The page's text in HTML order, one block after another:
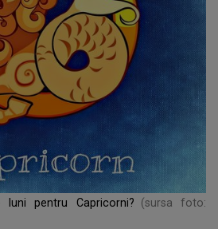
pentru Capricorni?
(sursa foto: